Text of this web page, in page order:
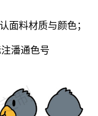
面料材质与颜色；
潘通色号